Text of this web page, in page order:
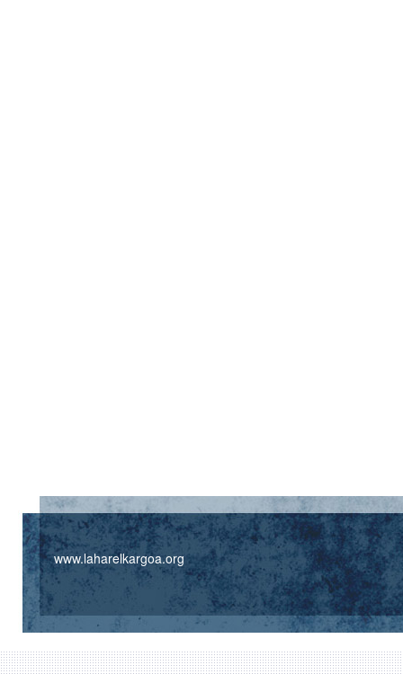
www.laharelkargoa.org